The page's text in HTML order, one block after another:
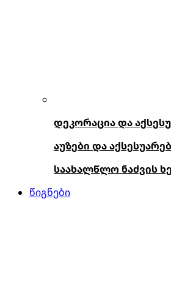
დეკორაცია და
აუზები და
საახალწლო ნაძვის
წიგნები